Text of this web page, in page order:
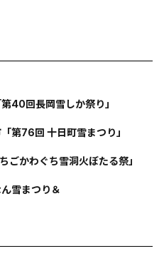
40回長岡雪しか祭り」
第76回 十日町雪まつり」
かわぐち雪洞火ぼたる祭」
雪まつり＆